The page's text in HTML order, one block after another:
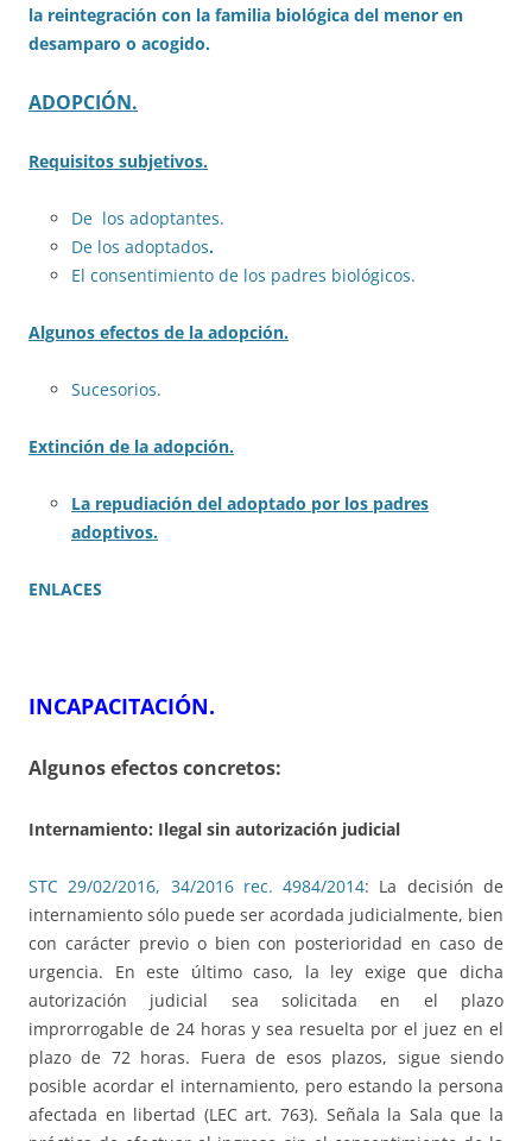
la reintegración con la familia biológica del menor en
desamparo o acogido.
ADOPCIÓN.
Requisitos subjetivos.
De los adoptantes.
De los adoptados.
El consentimiento de los padres biológicos.
Algunos efectos de la adopción.
Sucesorios.
Extinción de la adopción.
La repudiación del adoptado por los padres
adoptivos.
ENLACES
INCAPACITACIÓN.
Algunos efectos concretos:
Internamiento: Ilegal sin autorización judicial
STC 29/02/2016, 34/2016 rec. 4984/2014: La decisión de
internamiento sólo puede ser acordada judicialmente, bien
con carácter previo o bien con posterioridad en caso de
urgencia. En este último caso, la ley exige que dicha
autorización judicial sea solicitada en el plazo
improrrogable de 24 horas y sea resuelta por el juez en el
plazo de 72 horas. Fuera de esos plazos, sigue siendo
posible acordar el internamiento, pero estando la persona
afectada en libertad (LEC art. 763). Señala la Sala que la